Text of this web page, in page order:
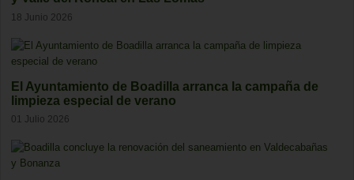
18 Junio 2026
El Ayuntamiento de Boadilla arranca la campaña de
limpieza especial de verano
01 Julio 2026